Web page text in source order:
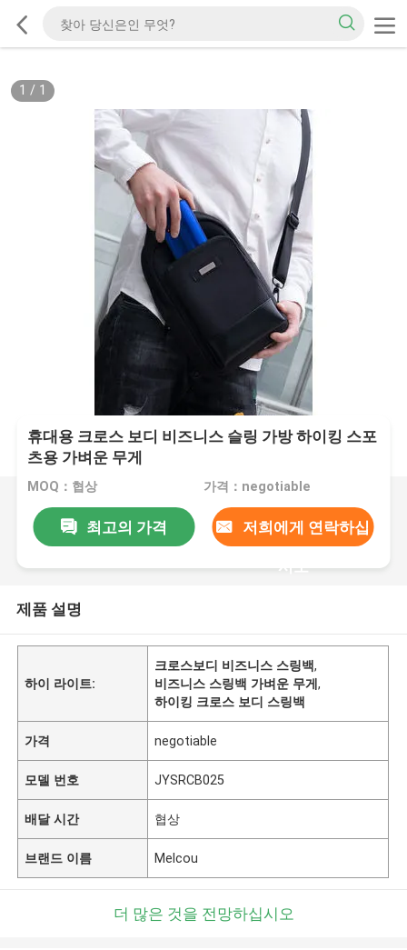
1 / 1
휴대용 크로스 보디 비즈니스 슬링 가방 하이킹 스포
츠용 가벼운 무게
MOQ：협상 가격：negotiable
최고의 가격 저희에게 연락하십
시오
제품 설명
하이 라이트:
크로스보디 비즈니스 스링백,
비즈니스 스링백 가벼운 무게,
하이킹 크로스 보디 스링백
가격 negotiable
모델 번호 JYSRCB025
배달 시간 협상
브랜드 이름 Melcou
더 많은 것을 전망하십시오